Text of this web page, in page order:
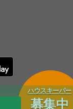
ハウスキーパー
募集中